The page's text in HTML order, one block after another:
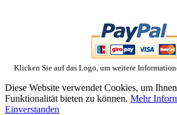
Klicken Sie auf das Logo, um weitere
Diese Website verwendet Cookies, um
Funktionalität bieten zu können. Mehr
Einverstanden